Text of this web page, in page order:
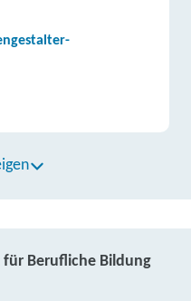
Berufliche Bildung